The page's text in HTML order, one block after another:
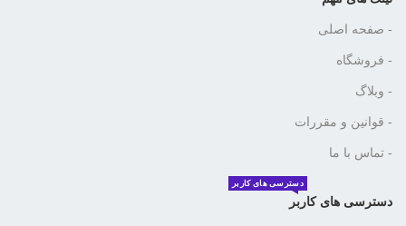
- صفحه اصلی
- فروشگاه
- وبلاگ
- قوانین و مقررات
- تماس با ما
دسترسی های کاربر
دسترسی های کاربر